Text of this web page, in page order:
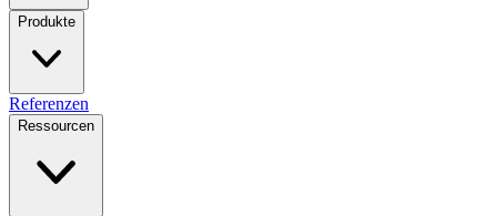
Produkte
Referenzen
Ressourcen